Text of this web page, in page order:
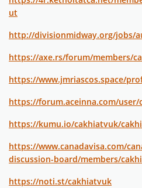
ut
http://divisionmidway.org/jobs/
https://axe.rs/forum/members/
https://www.jmriascos.space/
https://forum.aceinna.com/user/
https://kumu.io/cakhiatvuk/
https://www.canadavisa.com/
discussion-board/members/
https://noti.st/cakhiatvuk